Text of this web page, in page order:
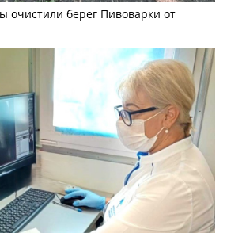
очистили берег Пивоварки от